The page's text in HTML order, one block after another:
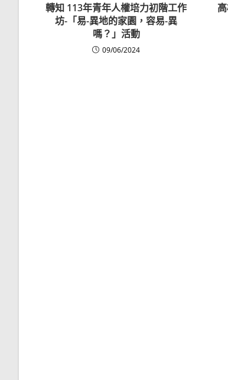
轉知 113年青年人權培力初階工作
坊-「易-異地的家園，容易-異
嗎？」活動
09/06/2024